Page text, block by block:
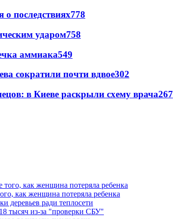
последствиях778
ударом758
аммиака549
сократили почти вдвое302
в Киеве раскрыли схему врача267
как женщина потеряла ребенка
деревьев ради теплосети
тысяч из-за "проверки СБУ"